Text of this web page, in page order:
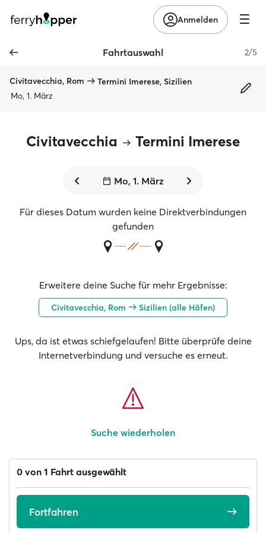
Anmelden
Fahrtauswahl 2/5
Civitavecchia, Rom
Termini Imerese, Sizilien
Mo, 1. März
Civitavecchia Termini Imerese
Mo, 1. März
Für dieses Datum wurden keine Direktverbindungen
gefunden
Erweitere deine Suche für mehr Ergebnisse:
Civitavecchia, Rom Sizilien (alle Häfen)
Ups, da ist etwas schiefgelaufen! Bitte überprüfe deine
Internetverbindung und versuche es erneut.
Suche wiederholen
0 von 1 Fahrt ausgewählt
Fortfahren